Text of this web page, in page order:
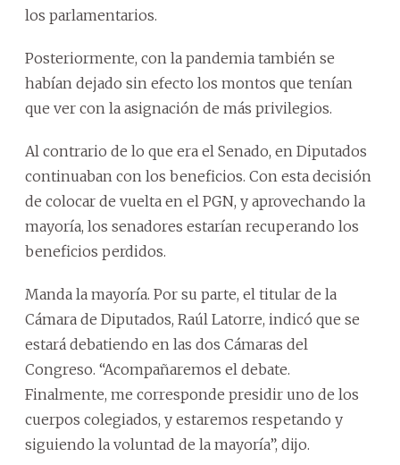
los parlamentarios.
Posteriormente, con la pandemia también se
habían dejado sin efecto los montos que tenían
que ver con la asignación de más privilegios.
Al contrario de lo que era el Senado, en Diputados
continuaban con los beneficios. Con esta decisión
de colocar de vuelta en el PGN, y aprovechando la
mayoría, los senadores estarían recuperando los
beneficios perdidos.
Manda la mayoría. Por su parte, el titular de la
Cámara de Diputados, Raúl Latorre, indicó que se
estará debatiendo en las dos Cámaras del
Congreso. “Acompañaremos el debate.
Finalmente, me corresponde presidir uno de los
cuerpos colegiados, y estaremos respetando y
siguiendo la voluntad de la mayoría”, dijo.